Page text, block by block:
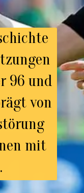
96 und
von
mit